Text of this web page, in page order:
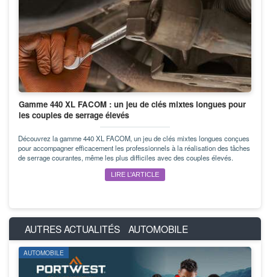
Gamme 440 XL FACOM : un jeu de clés mixtes longues pour
les couples de serrage élevés
Découvrez la gamme 440 XL FACOM, un jeu de clés mixtes longues conçues
pour accompagner efficacement les professionnels à la réalisation des tâches
de serrage courantes, même les plus difficiles avec des couples élevés.
LIRE L’ARTICLE
AUTRES ACTUALITÉS AUTOMOBILE
AUTOMOBILE